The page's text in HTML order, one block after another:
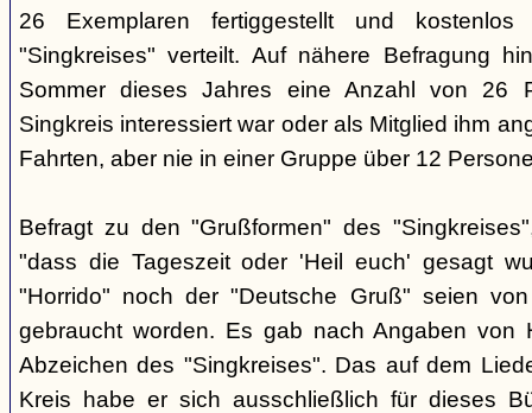
26 Exemplaren fertiggestellt und
"Singkreises" verteilt. Auf nähere Befragung
Sommer dieses Jahres eine Anzahl von 26
Singkreis interessiert war oder als Mitglied ihm
Fahrten, aber nie in einer Gruppe über 12
Befragt zu den "Grußformen" des
"dass die Tageszeit oder 'Heil euch' gesagt
"Horrido" noch der "Deutsche Gruß" seien
gebraucht worden. Es gab nach Angaben von
Abzeichen des "Singkreises". Das auf dem
Kreis habe er sich ausschließlich für dieses